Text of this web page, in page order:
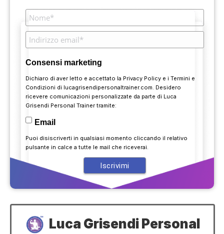
Consensi marketing
Dichiaro di aver letto e accettato la Privacy Policy e iTermini e
Condizioni di lucagrisendipersonaltrainer.com. Desidero
ricevere comunicazioni personalizzate da parte di Luca
Grisendi Personal Trainer tramite:
Email
Puoi disiscriverti in qualsiasi momento cliccando il relativo
pulsante in calce a tutte le mail che riceverai.
Luca Grisendi Personal